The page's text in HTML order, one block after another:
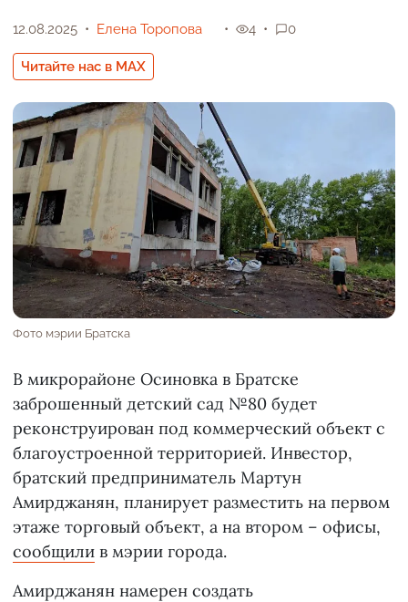
12.08.2025 Елена Торопова
Читайте нас в MAX
4 0
Фото мэрии Братска
В микрорайоне Осиновка в Братске
заброшенный детский сад №80 будет
реконструирован под коммерческий объект с
благоустроенной территорией. Инвестор,
братский предприниматель Мартун
Амирджанян, планирует разместить на первом
этаже торговый объект, а на втором – офисы,
сообщили в мэрии города.
Амирджанян намерен создать